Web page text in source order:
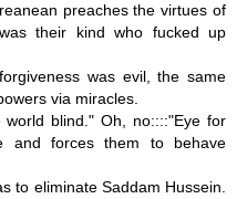
preaches the virtues of
their kind who fucked up
was evil, the same
via miracles.
blind." Oh, no::::"Eye for
and forces them to behave
to eliminate Saddam Hussein.